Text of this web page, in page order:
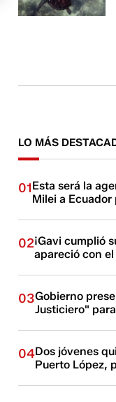
LO MÁS
01Esta será la
Milei a
02¡Gavi cumplió
apareció con
03Gobierno
Justiciero"
04Dos jóvenes
Puerto López,